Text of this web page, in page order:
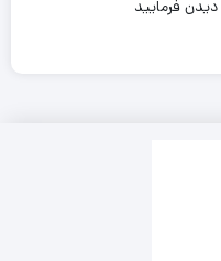
دیدن فرمایید